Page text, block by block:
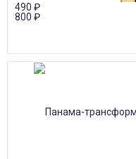
490 ₽
800 ₽